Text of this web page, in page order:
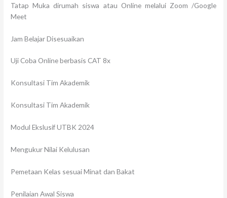
Tatap Muka dirumah siswa atau Online melalui Zoom /Google
Meet
Jam Belajar Disesuaikan
Uji Coba Online berbasis CAT 8x
Konsultasi Tim Akademik
Konsultasi Tim Akademik
Modul Ekslusif UTBK 2024
Mengukur Nilai Kelulusan
Pemetaan Kelas sesuai Minat dan Bakat
Penilaian Awal Siswa